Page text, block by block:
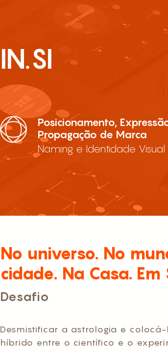
IN.SI
Posicionamento,
Propagação de Marca
Naming e Identidade Visual
No universo. No
cidade. Na Casa. Em
Desafio
Desmistificar a astrologia e
híbrido entre o científico e o